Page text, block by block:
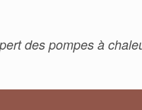
des pompes à